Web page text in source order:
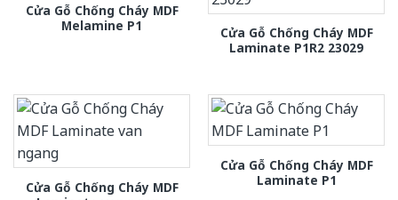
Cửa Gỗ Chống Cháy MDF
Melamine P1
Cửa Gỗ Chống Cháy MDF
Laminate P1R2 23029
Cửa Gỗ Chống Cháy MDF
Cửa Gỗ Chống Cháy MDF
Laminate P1